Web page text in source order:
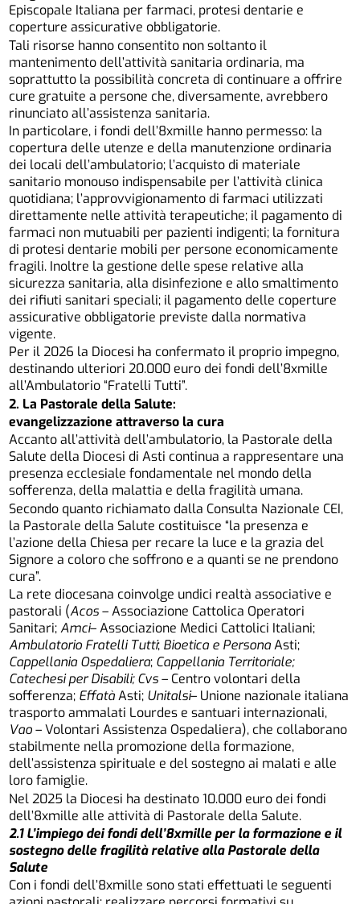
Episcopale Italiana per farmaci, protesi dentarie e
coperture assicurative obbligatorie.
Tali risorse hanno consentito non soltanto il
mantenimento dell’attività sanitaria ordinaria, ma
soprattutto la possibilità concreta di continuare a offrire
cure gratuite a persone che, diversamente, avrebbero
rinunciato all’assistenza sanitaria.
In particolare, i fondi dell’8xmille hanno permesso: la
copertura delle utenze e della manutenzione ordinaria
dei locali dell’ambulatorio; l’acquisto di materiale
sanitario monouso indispensabile per l’attività clinica
quotidiana; l’approvvigionamento di farmaci utilizzati
direttamente nelle attività terapeutiche; il pagamento di
farmaci non mutuabili per pazienti indigenti; la fornitura
di protesi dentarie mobili per persone economicamente
fragili. Inoltre la gestione delle spese relative alla
sicurezza sanitaria, alla disinfezione e allo smaltimento
dei rifiuti sanitari speciali; il pagamento delle coperture
assicurative obbligatorie previste dalla normativa
vigente.
Per il 2026 la Diocesi ha confermato il proprio impegno,
destinando ulteriori 20.000 euro dei fondi dell’8xmille
all’Ambulatorio “Fratelli Tutti”.
2. La Pastorale della Salute:
evangelizzazione attraverso la cura
Accanto all’attività dell’ambulatorio, la Pastorale della
Salute della Diocesi di Asti continua a rappresentare una
presenza ecclesiale fondamentale nel mondo della
sofferenza, della malattia e della fragilità umana.
Secondo quanto richiamato dalla Consulta Nazionale CEI,
la Pastorale della Salute costituisce “la presenza e
l’azione della Chiesa per recare la luce e la grazia del
Signore a coloro che soffrono e a quanti se ne prendono
cura”.
La rete diocesana coinvolge undici realtà associative e
pastorali (Acos– Associazione Cattolica Operatori
Sanitari;Amci– Associazione Medici Cattolici Italiani;
Ambulatorio Fratelli Tutti; Bioetica e PersonaAsti;
Cappellania Ospedaliera; Cappellania Territoriale;
Catechesi per Disabili; Cvs– Centro volontari della
sofferenza; EffatàAsti; Unitalsi– Unione nazionale italiana
trasporto ammalati Lourdes e santuari internazionali,
Vao– Volontari Assistenza Ospedaliera), che collaborano
stabilmente nella promozione della formazione,
dell’assistenza spirituale e del sostegno ai malati e alle
loro famiglie.
Nel 2025 la Diocesi ha destinato 10.000 euro dei fondi
dell’8xmille alle attività di Pastorale della Salute.
2.1 L’impiego dei fondi dell’8xmille per la formazione e il
sostegno delle fragilità relative alla Pastorale della
Salute
Con i fondi dell’8xmille sono stati effettuati le seguenti